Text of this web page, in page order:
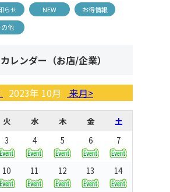
らせ NEW
お得情報
の他
レンダー（お店/企業）
2023年 10月 来月>
火 水 木 金
土
3 4 5 6 7
10 11 12 13 14